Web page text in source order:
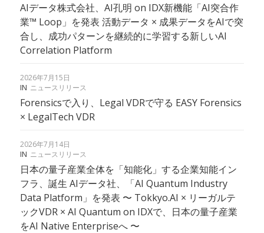
AIデータ株式会社、AI孔明 on IDX新機能「AI突合作
業™ Loop」を発表 活動データ × 成果データをAIで突
合し、成功パターンを継続的に学習する新しいAI
Correlation Platform
2026年7月15日
IN ニュースリリース
Forensicsで入り、Legal VDRで守る EASY Forensics
× LegalTech VDR
2026年7月14日
IN ニュースリリース
日本の量子産業全体を「知能化」する企業知能イン
フラ、誕生 AIデータ社、「AI Quantum Industry
Data Platform」を発表 〜 Tokkyo.AI × リーガルテ
ックVDR × AI Quantum on IDXで、日本の量子産業
をAI Native Enterpriseへ 〜